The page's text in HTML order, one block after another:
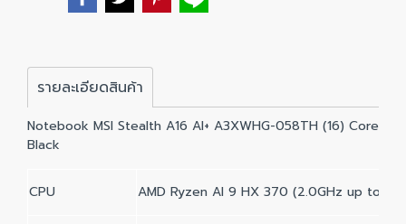
รายละเอียดสินค้า
Notebook MSI Stealth A16 AI+ A3XWHG-058TH (16) Core
Black
CPU AMD Ryzen AI 9 HX 370 (2.0GHz up to